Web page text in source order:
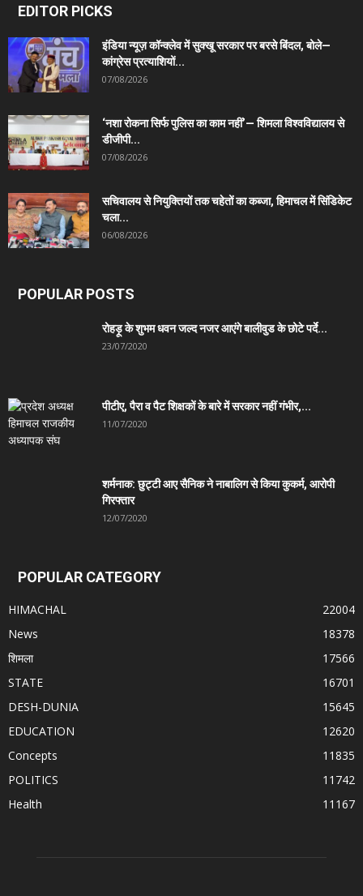
EDITOR PICKS
इंडिया न्यूज़ कॉन्क्लेव में सुक्खू सरकार पर बरसे बिंदल, बोले—
कांग्रेस प्रत्याशियों...
07/08/2026
‘नशा रोकना सिर्फ पुलिस का काम नहीं’— शिमला विश्वविद्यालय से
डीजीपी...
07/08/2026
सचिवालय से नियुक्तियों तक चहेतों का कब्जा, हिमाचल में सिंडिकेट
चला...
06/08/2026
POPULAR POSTS
रोहड़ू के शुभम धवन जल्द नजर आएंगे बालीवुड के छोटे पर्दे...
23/07/2020
पीटीए, पैरा व पैट शिक्षकों के बारे में सरकार नहीं गंभीर,...
11/07/2020
शर्मनाक: छुट्टी आए सैनिक ने नाबालिग से किया कुकर्म, आरोपी
गिरफ्तार
12/07/2020
POPULAR CATEGORY
HIMACHAL
22004
News
18378
शिमला
17566
STATE
16701
DESH-DUNIA
15645
EDUCATION
12620
Concepts
11835
POLITICS
11742
Health
11167